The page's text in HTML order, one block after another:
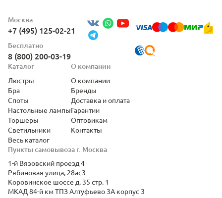
Москва
+7 (495) 125-02-21
Бесплатно
8 (800) 200-03-19
Пункты самовывоза г. Москва
1-й Вязовский проезд 4
Рябиновая улица, 28ас3
Коровинское шоссе д. 35 стр. 1
МКАД 84-й км ТПЗ Алтуфьево 3А корпус 3
Каталог
Люстры
Бра
Споты
Настольные лампы
Торшеры
Светильники
Весь каталог
О компании
О компании
Бренды
Доставка и оплата
Гарантии
Оптовикам
Контакты